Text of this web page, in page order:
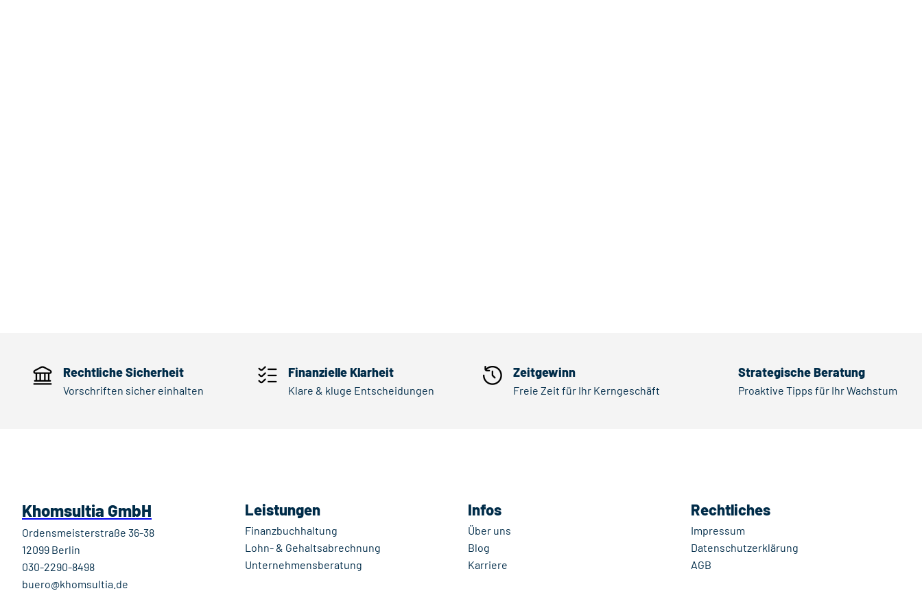
Rechtliche Sicherheit
Vorschriften sicher einhalten
Finanzielle Klarheit
Klare & kluge Entscheidungen
Zeitgewinn
Freie Zeit für Ihr Kerngeschäft
Strategische Beratung
Proaktive Tipps für Ihr Wachstum
Khomsultia GmbH
Ordensmeisterstraße 36-38
12099 Berlin
030-2290-8498
buero@khomsultia.de
Leistungen
Finanzbuchhaltung
Lohn- & Gehaltsabrechnung
Unternehmensberatung
Infos
Über uns
Blog
Karriere
Rechtliches
Impressum
Datenschutzerklärung
AGB